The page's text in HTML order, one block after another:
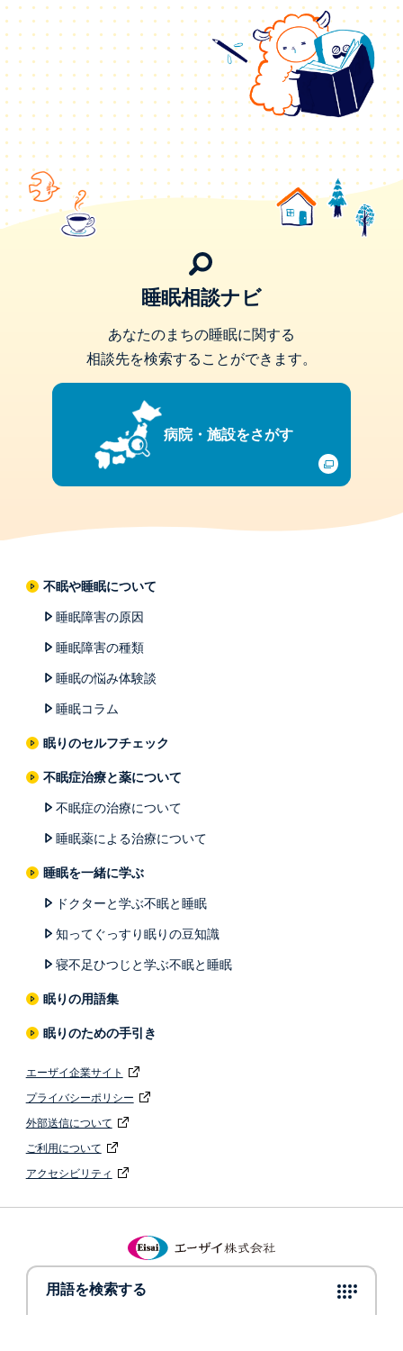
用語を検索する
睡眠相談ナビ
あなたのまちの睡眠に関する
相談先を検索することができます。
病院・施設をさがす
不眠や睡眠について
睡眠障害の原因
睡眠障害の種類
睡眠の悩み体験談
睡眠コラム
眠りのセルフチェック
不眠症治療と薬について
不眠症の治療について
睡眠薬による治療について
睡眠を一緒に学ぶ
ドクターと学ぶ不眠と睡眠
知ってぐっすり眠りの豆知識
寝不足ひつじと学ぶ不眠と睡眠
眠りの用語集
眠りのための手引き
エーザイ企業サイト
プライバシーポリシー
外部送信について
ご利用について
アクセシビリティ